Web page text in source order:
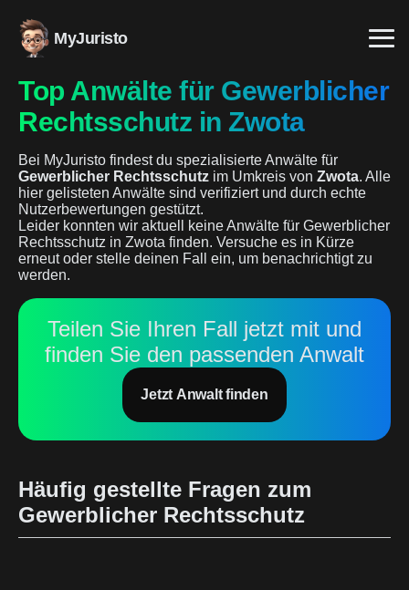
MyJuristo
Top Anwälte für Gewerblicher
Rechtsschutz in Zwota
Bei MyJuristo findest du spezialisierte Anwälte für
Gewerblicher Rechtsschutz im Umkreis von Zwota. Alle
hier gelisteten Anwälte sind verifiziert und durch echte
Nutzerbewertungen gestützt.
Leider konnten wir aktuell keine Anwälte für Gewerblicher
Rechtsschutz in Zwota finden. Versuche es in Kürze
erneut oder stelle deinen Fall ein, um benachrichtigt zu
werden.
Teilen Sie Ihren Fall jetzt mit und
finden Sie den passenden Anwalt
Jetzt Anwalt finden
Häufig gestellte Fragen zum
Gewerblicher Rechtsschutz